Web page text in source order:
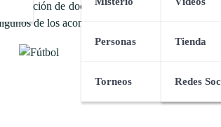
Personas
Torneos
Tienda
Redes
de documentales y reportajes
de los acontecimientos más destacados